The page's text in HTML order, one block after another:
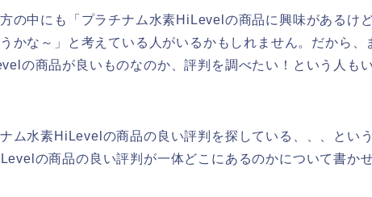
の中にも「プラチナム水素HiLevelの商品に興味があるけ
かな～」と考えている人がいるかもしれません。だから、
の商品が良いものなのか、評判を調べたい！という人も
ム水素HiLevelの商品の良い評判を探している、、、とい
の商品の良い評判が一体どこにあるのかについて書か